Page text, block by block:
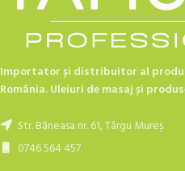
Importator și distribuitor al
România. Uleiuri de masaj și
Str. Băneasa nr. 61, Târgu Mureș
0746 564 457